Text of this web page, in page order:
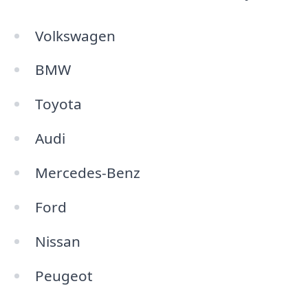
Volkswagen
BMW
Toyota
Audi
Mercedes-Benz
Ford
Nissan
Peugeot